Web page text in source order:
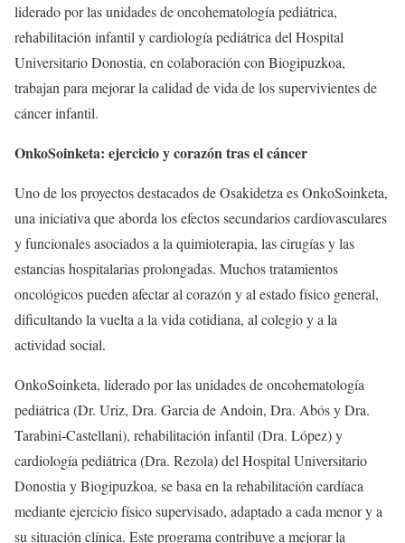
liderado por las unidades de oncohematología pediátrica,
rehabilitación infantil y cardiología pediátrica del Hospital
Universitario Donostia, en colaboración con Biogipuzkoa,
trabajan para mejorar la calidad de vida de los supervivientes de
cáncer infantil.
OnkoSoinketa: ejercicio y corazón tras el cáncer
Uno de los proyectos destacados de Osakidetza es OnkoSoinketa,
una iniciativa que aborda los efectos secundarios cardiovasculares
y funcionales asociados a la quimioterapia, las cirugías y las
estancias hospitalarias prolongadas. Muchos tratamientos
oncológicos pueden afectar al corazón y al estado físico general,
dificultando la vuelta a la vida cotidiana, al colegio y a la
actividad social.
OnkoSoinketa, liderado por las unidades de oncohematología
pediátrica (Dr. Uriz, Dra. Garcia de Andoin, Dra. Abós y Dra.
Tarabini-Castellani), rehabilitación infantil (Dra. López) y
cardiología pediátrica (Dra. Rezola) del Hospital Universitario
Donostia y Biogipuzkoa, se basa en la rehabilitación cardíaca
mediante ejercicio físico supervisado, adaptado a cada menor y a
su situación clínica. Este programa contribuye a mejorar la